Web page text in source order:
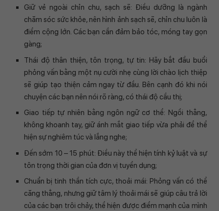
Giữ vẻ ngoài chỉn chu, sạch sẽ: Điều dưỡng là ngành
chăm sóc sức khỏe, nên hình ảnh sạch sẽ, chỉn chu luôn là
điểm cộng lớn. Các bạn cần đảm bảo tóc, móng tay gọn
gàng;
Thái độ thân thiện, tôn trọng, tự tin: Hãy bắt đầu buổi
phỏng vấn bằng một nụ cười nhẹ cùng lời chào lịch thiệp
sẽ giúp tạo thiện cảm ngay từ đầu. Bên cạnh đó khi nói
chuyện các bạn nên nói rõ ràng, có thái độ cầu thị;
Giao tiếp tự nhiên bằng ngôn ngữ cơ thể: Ngồi thẳng,
không khoanh tay, giữ ánh mắt giao tiếp vừa phải để thể
hiện sự nghiêm túc và lắng nghe;
Đến sớm 10 – 15 phút: Điều này thể hiện tính kỷ luật và sự
tôn trọng thời gian của đơn vị tuyển dụng;
Chuẩn bị tinh thần tích cực, thoải mái: Phỏng vấn có thể
căng thẳng, nhưng giữ tâm lý thoải mái sẽ giúp câu trả lời
của các bạn trôi chảy, thể hiện được điểm mạnh của mình